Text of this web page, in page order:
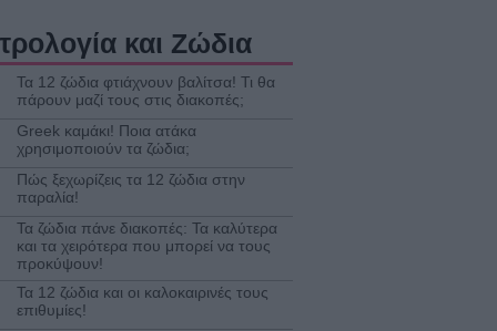
και Ζώδια
Τα 12 ζώδια φτιάχνουν βαλίτσα! Τι θα
πάρουν μαζί τους στις διακοπές;
Greek καμάκι! Ποια ατάκα
χρησιμοποιούν τα ζώδια;
Πώς ξεχωρίζεις τα 12 ζώδια στην
παραλία!
Τα ζώδια πάνε διακοπές: Τα καλύτερα
και τα χειρότερα που μπορεί να τους
προκύψουν!
Τα 12 ζώδια και οι καλοκαιρινές τους
επιθυμίες!